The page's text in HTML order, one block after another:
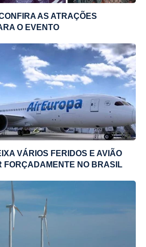
AS ATRAÇÕES
O EVENTO
VÁRIOS FERIDOS E AVIÃO
FORÇADAMENTE NO BRASIL